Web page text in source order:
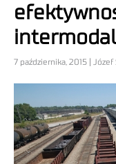
7 października, 2015 |